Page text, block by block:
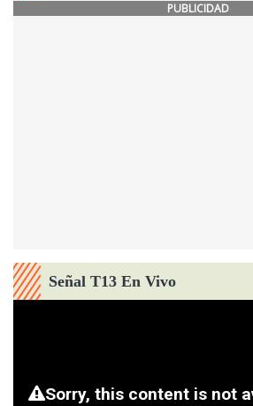
PUBLICIDAD
Señal T13 En Vivo